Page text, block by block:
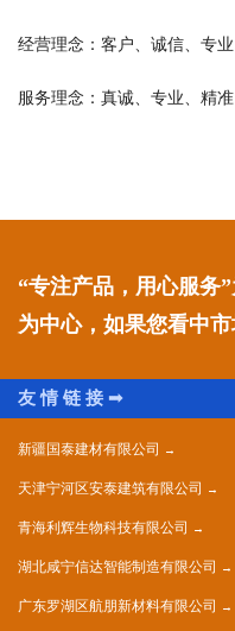
经营理念：客户、诚信、专
服务理念：真诚、专业、精
“专注产品，用心服务
为中心，如果您看中
新疆国泰建材有限公司
天津宁河区安泰建筑有限公司
青海利辉生物科技有限公司
湖北咸宁信达智能制造有限公司
广东罗湖区航朋新材料有限公司